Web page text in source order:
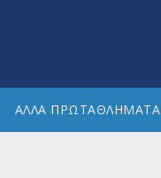
ΑΛΛΑ ΠΡΩΤΑΘΛΗΜΑΤΑ